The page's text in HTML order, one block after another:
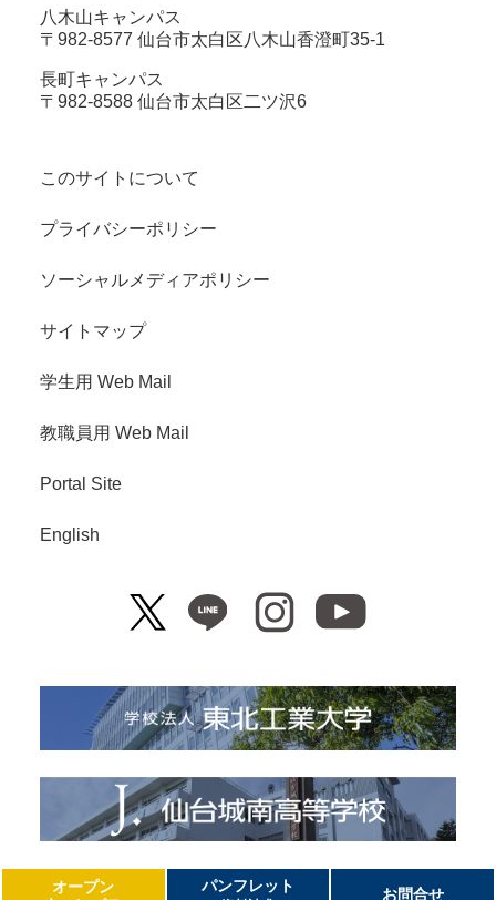
八木山キャンパス
〒982-8577 仙台市太白区八木山香澄町35-1
長町キャンパス
〒982-8588 仙台市太白区二ツ沢6
このサイトについて
プライバシーポリシー
ソーシャルメディアポリシー
サイトマップ
学生用 Web Mail
教職員用 Web Mail
Portal Site
English
Copyright© Tohoku Institute of Technology. All Right Reserved.
オープン
パンフレット
お問合せ